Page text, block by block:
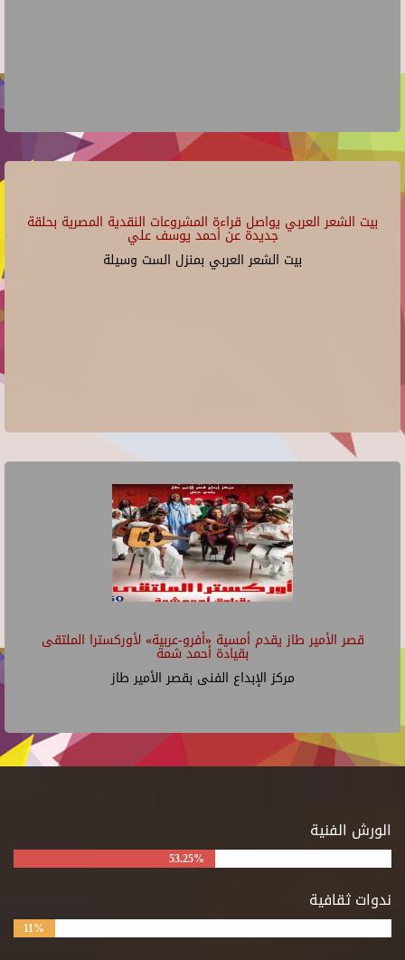
بيت الشعر العربي يواصل قراءة المشروعات النقدية المصرية بحلقة
جديدة عن أحمد يوسف علي
بيت الشعر العربي بمنزل الست وسيلة
قصر الأمير طاز يقدم أمسية «أفرو-عربية» لأوركسترا الملتقى
بقيادة أحمد شمة
مركز الإبداع الفنى بقصر الأمير طاز
الورش الفنية
53.25%
ندوات ثقافية
11%